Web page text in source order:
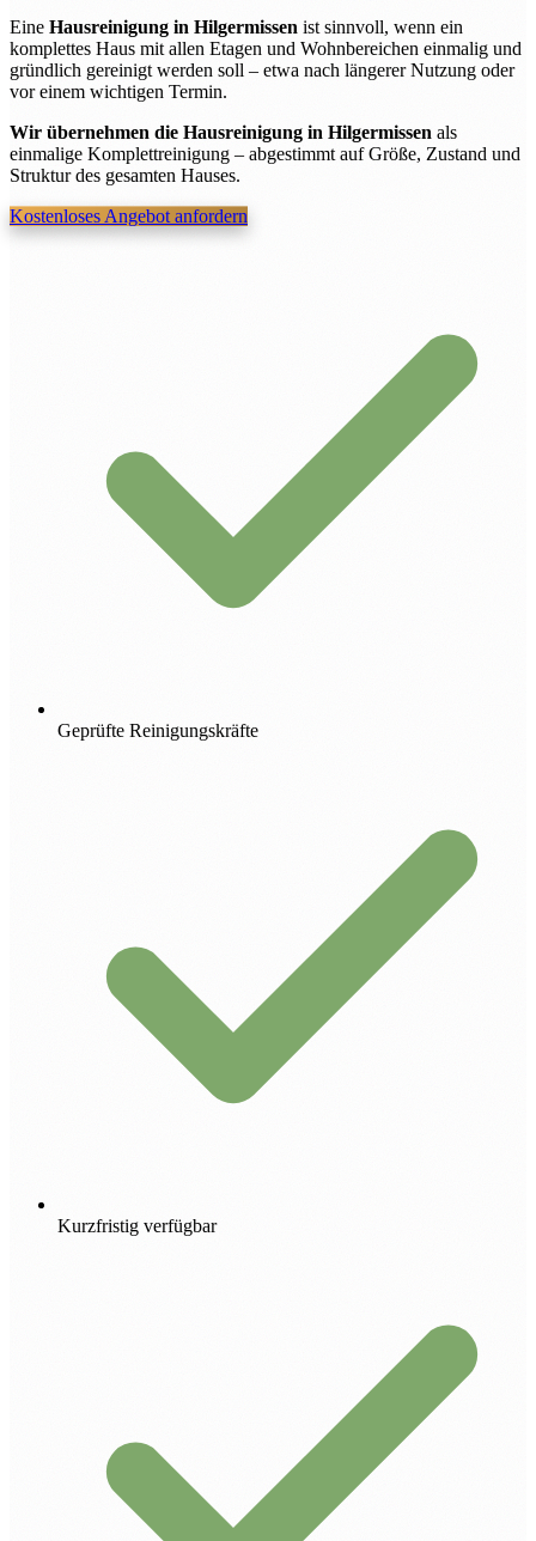
Eine Hausreinigung in Hilgermissen ist sinnvoll, wenn ein
komplettes Haus mit allen Etagen und Wohnbereichen einmalig und
gründlich gereinigt werden soll – etwa nach längerer Nutzung oder
vor einem wichtigen Termin.
Wir übernehmen die Hausreinigung in Hilgermissen als
einmalige Komplettreinigung – abgestimmt auf Größe, Zustand und
Struktur des gesamten Hauses.
Kostenloses Angebot anfordern
Geprüfte Reinigungskräfte
Kurzfristig verfügbar